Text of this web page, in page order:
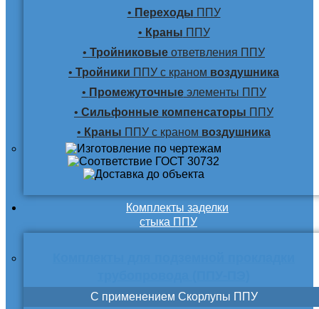
• Переходы ППУ
• Краны ППУ
• Тройниковые ответвления ППУ
• Тройники ППУ с краном воздушника
• Промежуточныеэлементы ППУ
• Сильфонные компенсаторы ППУ
• Краны ППУ с краном воздушника
Комплекты заделки
стыка ППУ
С применением Скорлупы ППУ